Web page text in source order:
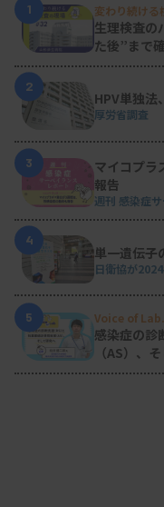
1
変わり続け
生理検査の
た後”まで
2
HPV単独法
厚労省調査
3
マイコプラ
報告
週刊 感染症
4
単一遺伝子
日衛協が
5
Voice of
検査部微生物
感染症の診
（AS）、